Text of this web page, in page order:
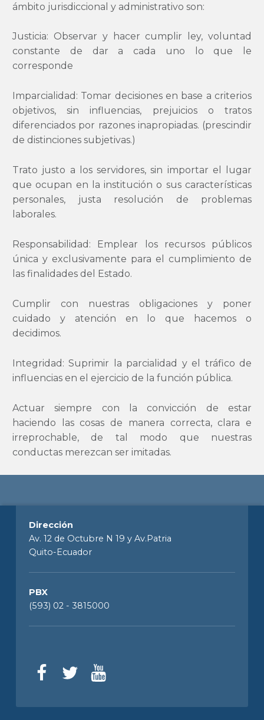
mbito jurisdiccional y administrativo son:
Justicia: Observar y hacer cumplir ley, voluntad
constante de dar a cada uno lo que le
corresponde
Imparcialidad: Tomar decisiones en base a criterios
objetivos, sin influencias, prejuicios o tratos
diferenciados por razones inapropiadas. (prescindir
de distinciones subjetivas.)
Trato justo a los servidores, sin importar el lugar
que ocupan en la institución o sus características
personales, justa resolución de problemas
laborales.
Responsabilidad: Emplear los recursos públicos
única y exclusivamente para el cumplimiento de
las finalidades del Estado.
Cumplir con nuestras obligaciones y poner
cuidado y atención en lo que hacemos o
decidimos.
Integridad: Suprimir la parcialidad y el tráfico de
influencias en el ejercicio de la función pública.
Actuar siempre con la convicción de estar
haciendo las cosas de manera correcta, clara e
irreprochable, de tal modo que nuestras
conductas merezcan ser imitadas.
Dirección
Av. 12 de Octubre N 19 y Av.Patria
Quito-Ecuador
PBX
(593) 02 - 3815000